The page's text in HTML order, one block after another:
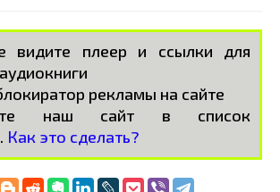
видите плеер и ссылки для
рекламы на сайте
наш сайт в список
Как это сделать?